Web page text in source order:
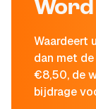
Waardeert
dan met
€8,50, de
bijdrage